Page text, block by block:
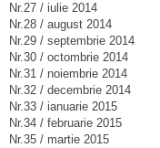
Nr.27 / iulie 2014
Nr.28 / august 2014
Nr.29 / septembrie 2014
Nr.30 / octombrie 2014
Nr.31 / noiembrie 2014
Nr.32 / decembrie 2014
Nr.33 / ianuarie 2015
Nr.34 / februarie 2015
Nr.35 / martie 2015